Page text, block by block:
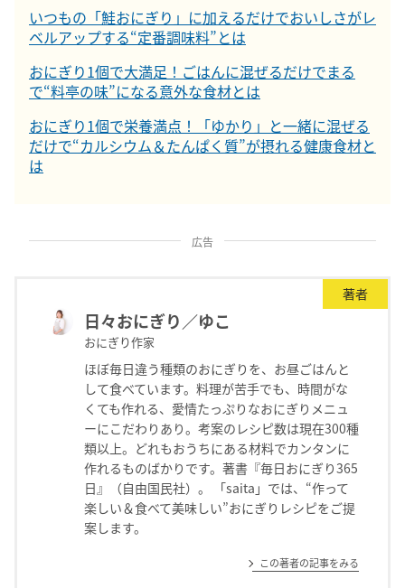
いつもの「鮭おにぎり」に加えるだけでおいしさがレ
ベルアップする“定番調味料”とは
おにぎり1個で大満足！ごはんに混ぜるだけでまる
で“料亭の味”になる意外な食材とは
おにぎり1個で栄養満点！「ゆかり」と一緒に混ぜる
だけで“カルシウム＆たんぱく質”が摂れる健康食材と
は
広告
著者
日々おにぎり／ゆこ
おにぎり作家
ほぼ毎日違う種類のおにぎりを、お昼ごはんと
して食べています。料理が苦手でも、時間がな
くても作れる、愛情たっぷりなおにぎりメニュ
ーにこだわりあり。考案のレシピ数は現在300種
類以上。どれもおうちにある材料でカンタンに
作れるものばかりです。著書『毎日おにぎり365
日』（自由国民社）。 「saita」では、“作って
楽しい＆食べて美味しい”おにぎりレシピをご提
案します。
この著者の記事をみる